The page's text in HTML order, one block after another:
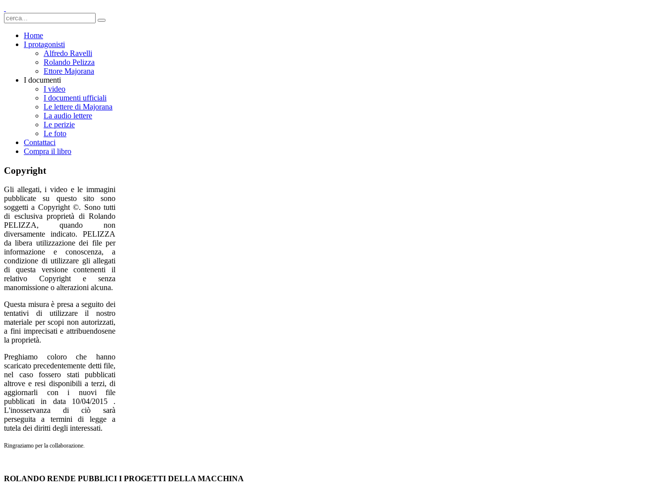
Home
I protagonisti
Alfredo Ravelli
Rolando Pelizza
Ettore Majorana
I documenti
I video
I documenti ufficiali
Le lettere di Majorana
La audio lettere
Le perizie
Le foto
Contattaci
Compra il libro
Copyright
Gli allegati, i video e le immagini
pubblicate su questo sito sono
soggetti a Copyright ©. Sono tutti
di esclusiva proprietà di Rolando
PELIZZA, quando non
diversamente indicato. PELIZZA
da libera utilizzazione dei file per
informazione e conoscenza, a
condizione di utilizzare gli allegati
di questa versione contenenti il
relativo Copyright e senza
manomissione o alterazioni alcuna.
Questa misura è presa a seguito dei
tentativi di utilizzare il nostro
materiale per scopi non autorizzati,
a fini imprecisati e attribuendosene
la proprietà.
Preghiamo coloro che hanno
scaricato precedentemente detti file,
nel caso fossero stati pubblicati
altrove e resi disponibili a terzi, di
aggiornarli con i nuovi file
pubblicati in data 10/04/2015 .
L'inosservanza di ciò sarà
perseguita a termini di legge a
tutela dei diritti degli interessati.
Ringraziamo per la collaborazione.
ROLANDO RENDE PUBBLICI I PROGETTI DELLA MACCHINA